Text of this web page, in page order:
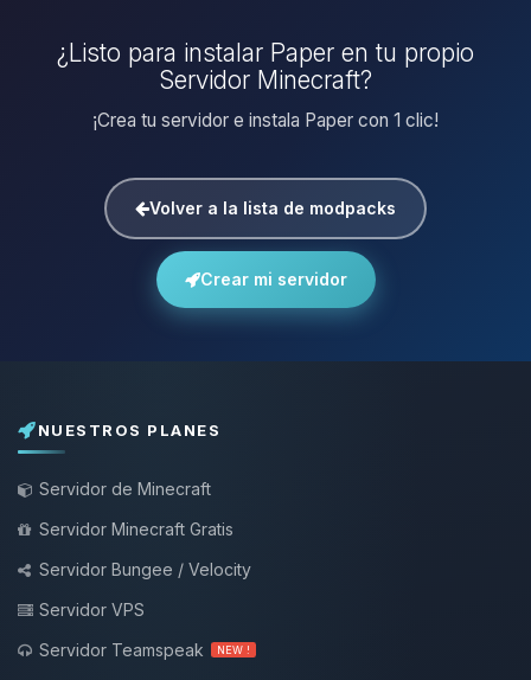
¿Listo para instalar Paper en tu propio
Servidor Minecraft?
¡Crea tu servidor e instala Paper con 1 clic!
Volver a la lista de modpacks
Crear mi servidor
NUESTROS PLANES
Servidor de Minecraft
Servidor Minecraft Gratis
Servidor Bungee / Velocity
Servidor VPS
Servidor Teamspeak
NEW !